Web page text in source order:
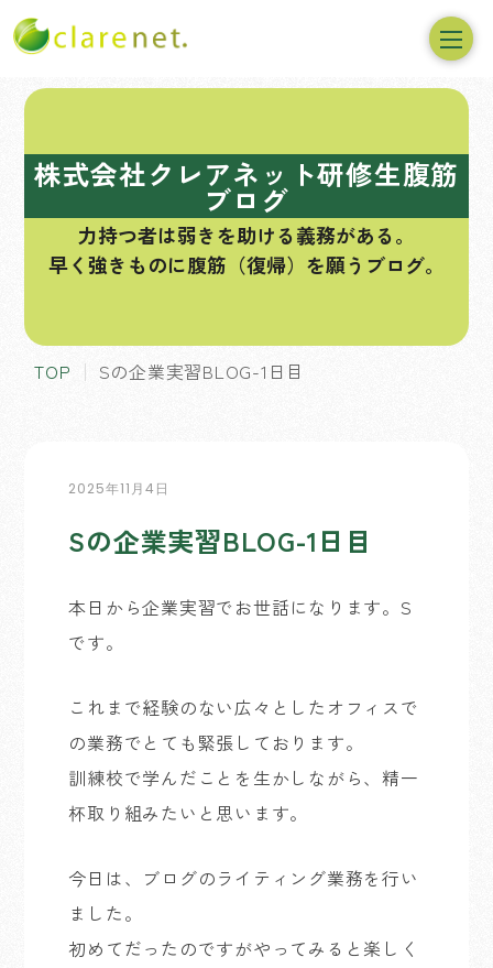
株式会社クレアネット研修生腹筋
ブログ
力持つ者は弱きを助ける義務がある。
早く強きものに腹筋（復帰）を願うブログ。
TOP Sの企業実習BLOG-1日目
2025年11月4日
Sの企業実習BLOG-1日目
本日から企業実習でお世話になります。S
です。
これまで経験のない広々としたオフィスで
の業務でとても緊張しております。
訓練校で学んだことを生かしながら、精一
杯取り組みたいと思います。
今日は、ブログのライティング業務を行い
ました。
初めてだったのですがやってみると楽しく